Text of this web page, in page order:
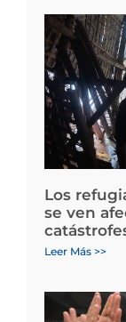
Los
se ven
Leer Más >>